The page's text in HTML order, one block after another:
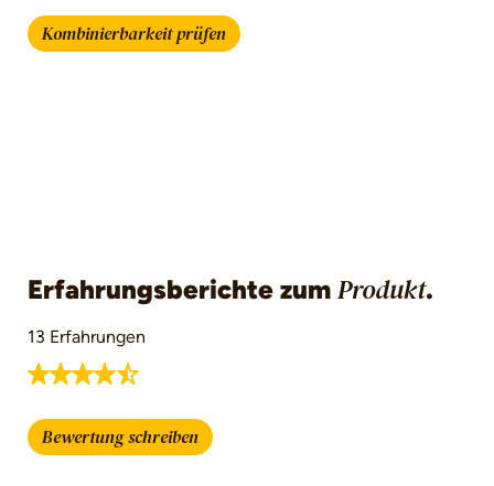
Kombinierbarkeit prüfen
Erfahrungsberichte zum Produkt.
13 Erfahrungen
Durchschnittliche Bewertung von 4.9 von 5
Bewertung schreiben